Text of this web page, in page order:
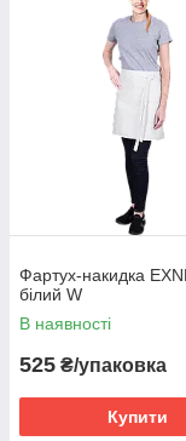
Фартух-накидка
білий W
В наявності
525 ₴/упаковка
Купити